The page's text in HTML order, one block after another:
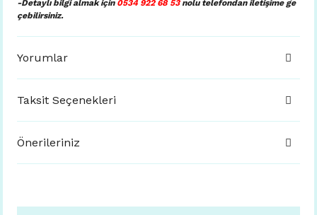
-Detaylı bilgi almak için 0534 922 68 53nolu telefondan iletişime ge
çebilirsiniz.
Yorumlar
Taksit Seçenekleri
Önerileriniz